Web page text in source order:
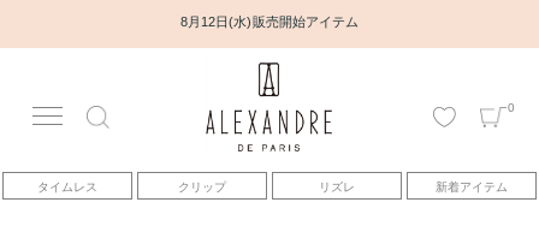
8月12日(水) 販売開始アイテム
0
タイムレス クリップ リズレ 新着アイテム
アカウント
アイテム